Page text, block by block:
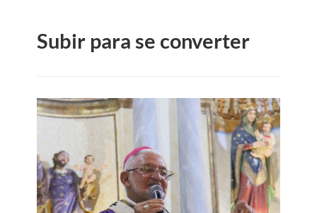
Subir para se converter